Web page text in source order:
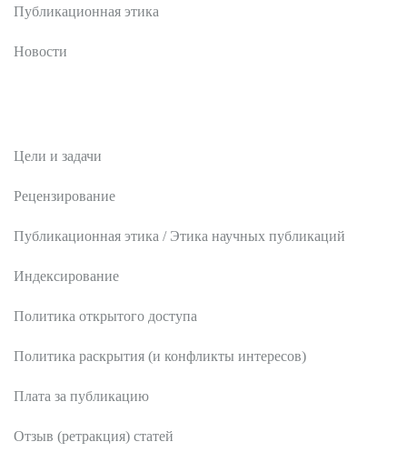
Публикационная этика
Новости
Цели и задачи
Рецензирование
Публикационная этика / Этика научных публикаций
Индексирование
Политика открытого доступа
Политика раскрытия (и конфликты интересов)
Плата за публикацию
Отзыв (ретракция) статей